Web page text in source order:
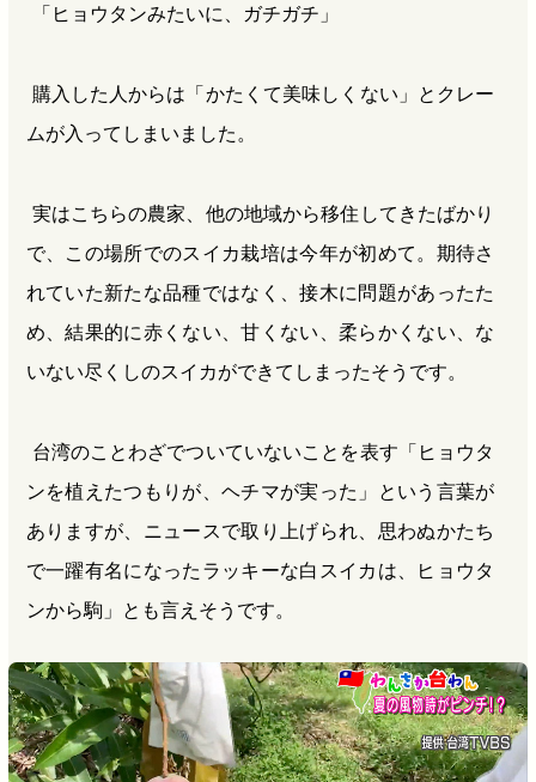
「ヒョウタンみたいに、ガチガチ」
購入した人からは「かたくて美味しくない」とクレー
ムが入ってしまいました。
実はこちらの農家、他の地域から移住してきたばかり
で、この場所でのスイカ栽培は今年が初めて。期待さ
れていた新たな品種ではなく、接木に問題があったた
め、結果的に赤くない、甘くない、柔らかくない、な
いない尽くしのスイカができてしまったそうです。
台湾のことわざでついていないことを表す「ヒョウタ
ンを植えたつもりが、ヘチマが実った」という言葉が
ありますが、ニュースで取り上げられ、思わぬかたち
で一躍有名になったラッキーな白スイカは、ヒョウタ
ンから駒」とも言えそうです。